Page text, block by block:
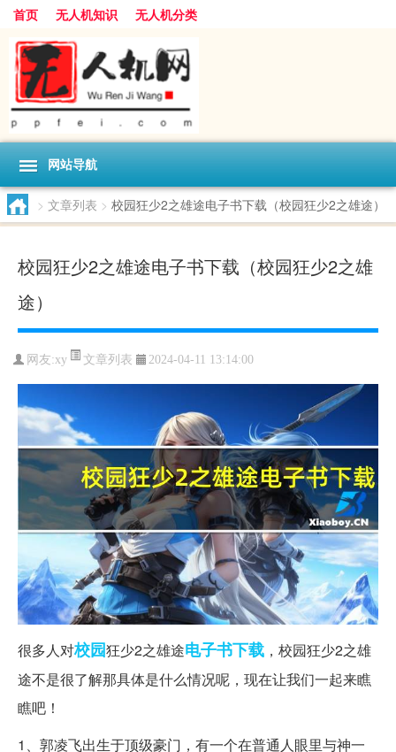
首页 无人机知识 无人机分类
网站导航
> 文章列表 > 校园狂少2之雄途电子书下载（校园狂少2之雄途）
校园狂少2之雄途电子书下载（校园狂少2之雄
途）
网友:xy 文章列表 2024-04-11 13:14:00
很多人对校园狂少2之雄途电子书下载 ，校园狂少2之雄
途不是很了解那具体是什么情况呢，现在让我们一起来瞧
瞧吧！
1、郭凌飞出生于顶级豪门，有一个在普通人眼里与神一